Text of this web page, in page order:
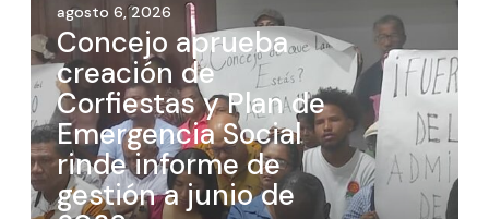
agosto 6, 2026
Concejo aprueba
creación de
Corfiestas y Plan de
Emergencia Social
rinde informe de
gestión a junio de